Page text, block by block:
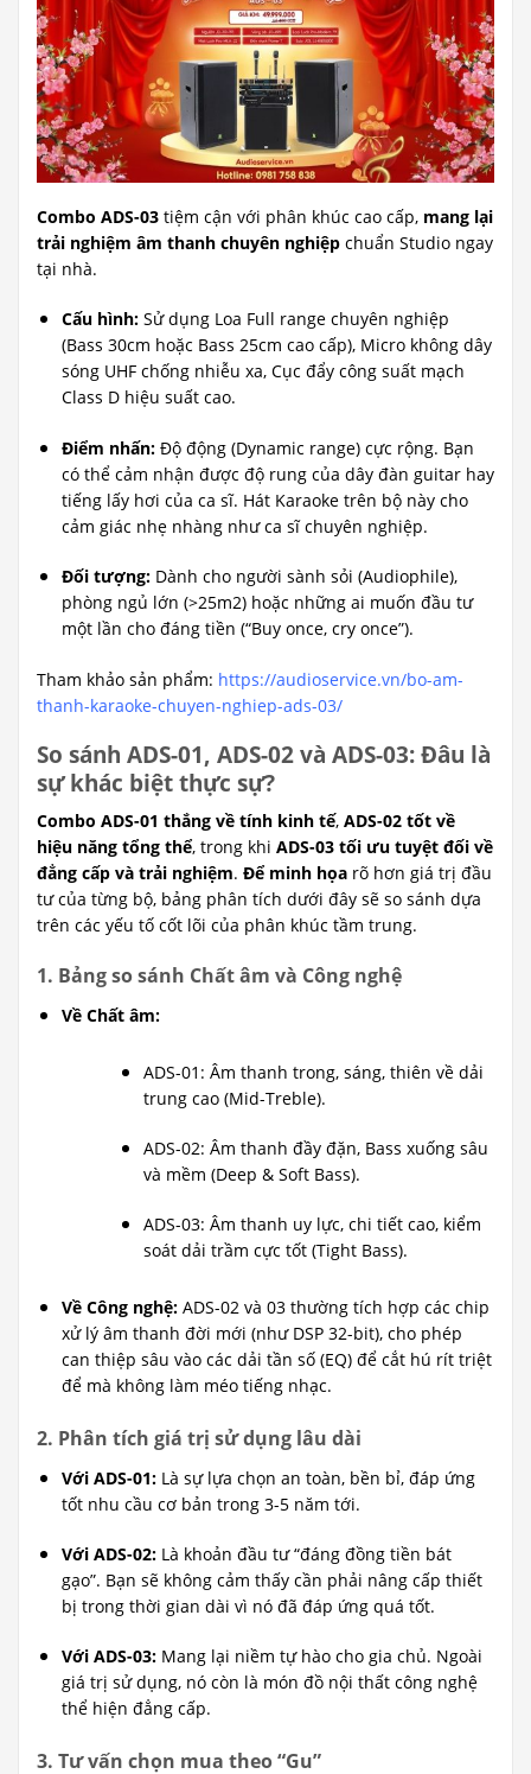
Combo ADS-03 tiệm cận với phân khúc cao cấp, mang lại
trải nghiệm âm thanh chuyên nghiệp chuẩn Studio ngay
tại nhà.
Cấu hình:Sử dụng Loa Full range chuyên nghiệp
(Bass 30cm hoặc Bass 25cm cao cấp), Micro không dây
sóng UHF chống nhiễu xa, Cục đẩy công suất mạch
Class D hiệu suất cao.
Điểm nhấn:Độ động (Dynamic range) cực rộng. Bạn
có thể cảm nhận được độ rung của dây đàn guitar hay
tiếng lấy hơi của ca sĩ. Hát Karaoke trên bộ này cho
cảm giác nhẹ nhàng như ca sĩ chuyên nghiệp.
Đối tượng:Dành cho người sành sỏi (Audiophile),
phòng ngủ lớn (>25m2) hoặc những ai muốn đầu tư
một lần cho đáng tiền (“Buy once, cry once”).
Tham khảo sản phẩm: https://audioservice.vn/bo-am-
thanh-karaoke-chuyen-nghiep-ads-03/
So sánh ADS-01, ADS-02 và ADS-03: Đâu là
sự khác biệt thực sự?
Combo ADS-01 thắng về tính kinh tế, ADS-02 tốt về
hiệu năng tổng thể, trong khi ADS-03 tối ưu tuyệt đối về
đẳng cấp và trải nghiệm. Để minh họa rõ hơn giá trị đầu
tư của từng bộ, bảng phân tích dưới đây sẽ so sánh dựa
trên các yếu tố cốt lõi của phân khúc tầm trung.
1. Bảng so sánh Chất âm và Công nghệ
Về Chất âm:
ADS-01: Âm thanh trong, sáng, thiên về dải
trung cao (Mid-Treble).
ADS-02: Âm thanh đầy đặn, Bass xuống sâu
và mềm (Deep & Soft Bass).
ADS-03: Âm thanh uy lực, chi tiết cao, kiểm
soát dải trầm cực tốt (Tight Bass).
Về Công nghệ:ADS-02 và 03 thường tích hợp các chip
xử lý âm thanh đời mới (như DSP 32-bit), cho phép
can thiệp sâu vào các dải tần số (EQ) để cắt hú rít triệt
để mà không làm méo tiếng nhạc.
2. Phân tích giá trị sử dụng lâu dài
Với ADS-01:Là sự lựa chọn an toàn, bền bỉ, đáp ứng
tốt nhu cầu cơ bản trong 3-5 năm tới.
Với ADS-02:Là khoản đầu tư “đáng đồng tiền bát
gạo”. Bạn sẽ không cảm thấy cần phải nâng cấp thiết
bị trong thời gian dài vì nó đã đáp ứng quá tốt.
Với ADS-03:Mang lại niềm tự hào cho gia chủ. Ngoài
giá trị sử dụng, nó còn là món đồ nội thất công nghệ
thể hiện đẳng cấp.
3. Tư vấn chọn mua theo “Gu”